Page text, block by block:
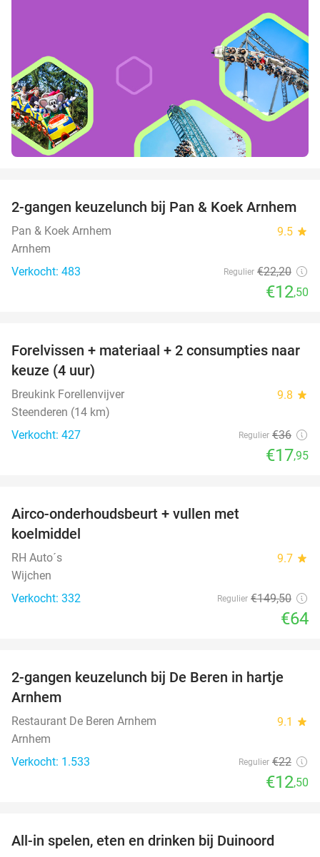
44%
2-gangen keuzelunch bij Pan & Koek Arnhem
Pan & Koek Arnhem 9.5 star
Arnhem
Verkocht: 483
Regulier €22,20
€12,50
50%
Forelvissen + materiaal + 2 consumpties naar
keuze (4 uur)
Breukink Forellenvijver 9.8 star
Steenderen (14 km)
Verkocht: 427
Regulier €36
€17,95
Airco-onderhoudsbeurt + vullen met
koelmiddel
RH Auto´s 9.7 star
Wijchen
Verkocht: 332
Regulier €149,50
€64
43%
2-gangen keuzelunch bij De Beren in hartje
Arnhem
Restaurant De Beren Arnhem 9.1 star
Arnhem
Verkocht: 1.533
Regulier €22
€12,50
All-in spelen, eten en drinken bij Duinoord